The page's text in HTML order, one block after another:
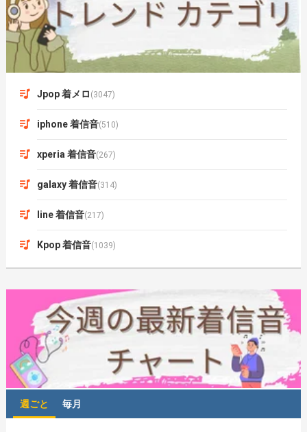
Jpop 着メロ (3047)
iphone 着信音(510)
xperia 着信音(267)
galaxy 着信音(314)
line 着信音(217)
Kpop 着信音(1039)
週ごと 毎月